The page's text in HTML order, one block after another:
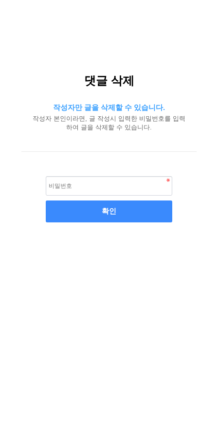
댓글 삭제
작성자만 글을 삭제할 수 있습니다.
작성자 본인이라면, 글 작성시 입력한 비밀번호를 입력
하여 글을 삭제할 수 있습니다.